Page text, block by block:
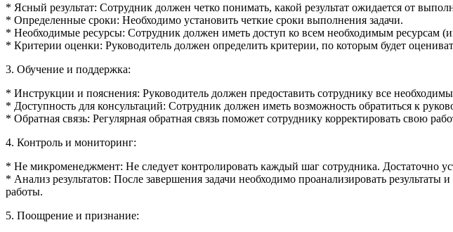
* Ясный результат: Сотрудник должен четко понимать, какой результат ожидается от
* Определенные сроки: Необходимо установить четкие сроки выполнения задачи.
* Необходимые ресурсы: Сотрудник должен иметь доступ ко всем необходимым ресурсам
* Критерии оценки: Руководитель должен определить критерии, по которым будет
3. Обучение и поддержка:
* Инструкции и пояснения: Руководитель должен предоставить сотруднику все
* Доступность для консультаций: Сотрудник должен иметь возможность обратиться к
* Обратная связь: Регулярная обратная связь поможет сотруднику корректировать свою
4. Контроль и мониторинг:
* Не микроменеджмент: Не следует контролировать каждый шаг сотрудника. Достаточно
* Анализ результатов: После завершения задачи необходимо проанализировать
работы.
5. Поощрение и признание: